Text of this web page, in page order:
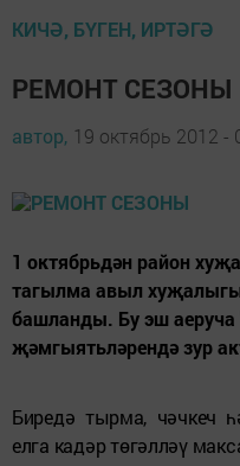
КИЧӘ, БҮГЕН, ИРТӘГӘ
РЕМОНТ СЕЗОНЫ
автор, 19 октябрь 2012 -
1 октябрьдән район
тагылма авыл
башланды. Бу эш
җәмгыятьләрендә зур
Биредә тырма, чәчкеч
елга кадәр төгәлләү